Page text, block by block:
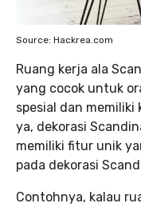
Source: Hackrea.com
Ruang kerja ala
yang cocok untuk
spesial dan
ya, dekorasi
memiliki fitur unik
pada dekorasi
Contohnya, kalau